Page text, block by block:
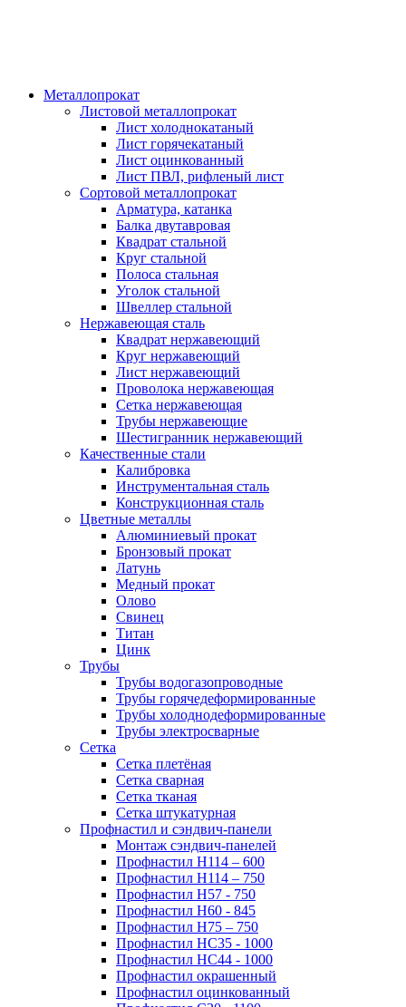
Металлопрокат
Листовой металлопрокат
Лист холоднокатаный
Лист горячекатаный
Лист оцинкованный
Лист ПВЛ, рифленый лист
Сортовой металлопрокат
Арматура, катанка
Балка двутавровая
Квадрат стальной
Круг стальной
Полоса стальная
Уголок стальной
Швеллер стальной
Нержавеющая сталь
Квадрат нержавеющий
Круг нержавеющий
Лист нержавеющий
Проволока нержавеющая
Сетка нержавеющая
Трубы нержавеющие
Шестигранник нержавеющий
Качественные стали
Калибровка
Инструментальная сталь
Конструкционная сталь
Цветные металлы
Алюминиевый прокат
Бронзовый прокат
Латунь
Медный прокат
Олово
Свинец
Титан
Цинк
Трубы
Трубы водогазопроводные
Трубы горячедеформированные
Трубы холоднодеформированные
Трубы электросварные
Сетка
Сетка плетёная
Сетка сварная
Сетка тканая
Сетка штукатурная
Профнастил и сэндвич-панели
Монтаж сэндвич-панелей
Профнастил Н114 – 600
Профнастил Н114 – 750
Профнастил Н57 - 750
Профнастил Н60 - 845
Профнастил Н75 – 750
Профнастил НС35 - 1000
Профнастил НС44 - 1000
Профнастил окрашенный
Профнастил оцинкованный